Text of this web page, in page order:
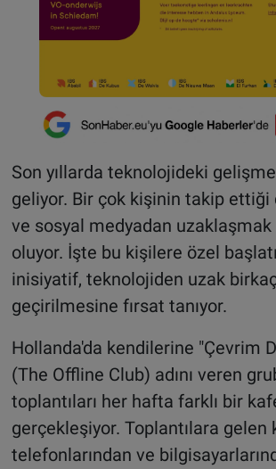
Son yıllarda teknolojideki
geliyor. Bir çok kişinin takip ettiği
ve sosyal medyadan
oluyor. İşte bu kişilere özel
inisiyatif, teknolojiden uzak
geçirilmesine fırsat tanıyor.
Hollanda'da kendilerine "Çevrim
(The Offline Club) adını veren
toplantıları her hafta farklı bir
gerçekleşiyor. Toplantılara gelen
telefonlarından ve